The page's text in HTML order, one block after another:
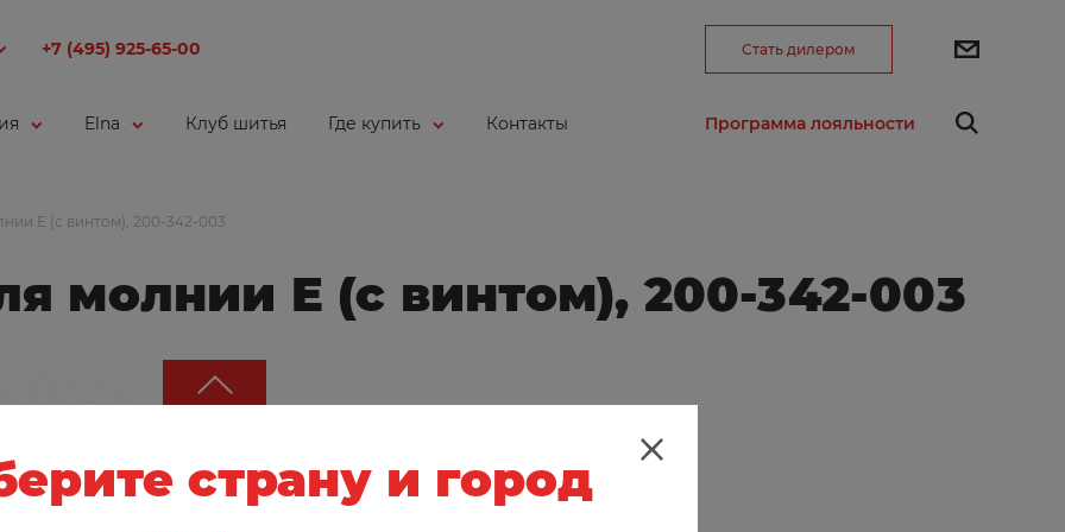
+7 (495) 925-65-00 Стать дилером
Elna Клуб шитья Где купить Контакты Программа лояльности
E (с винтом), 200-342-003
молнии E (с винтом), 200-342-003
страну и город